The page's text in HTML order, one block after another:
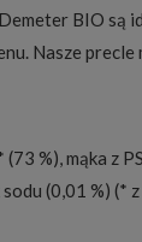
BIO są
Nasze precle
(73 %), mąka z
(0,01 %) (*